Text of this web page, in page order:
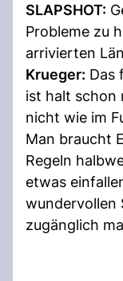
SLAPSHOT:
Probleme zu
arrivierten
Krueger: Das
ist halt schon
nicht wie im
Man braucht
Regeln
etwas
wundervollen
zugänglich